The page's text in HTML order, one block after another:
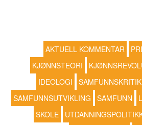
AKTUELL KOMMENTAR
KJØNNSTEORI
IDEOLOGI
SAMFUNNSUTVIKLING
SAMFUNN
SKOLE